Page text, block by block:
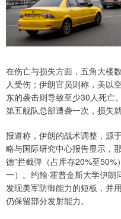
在伤亡与损失方面，五角大楼
人受伤；伊朗官员则称，美以
东的袭击则导致至少30人死亡
第五舰队总部遭袭一次，损失
报道称，伊朗的战术调整，源
略与国际研究中心报告显示，
德”拦截弹（占库存20%至
一）。约翰·霍普金斯大学伊朗
发现美军防御能力的短板，并
仍保留部分发射能力。